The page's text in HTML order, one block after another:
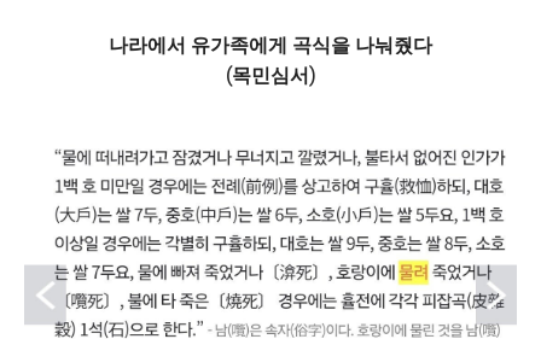
나라에서 유가족에게 곡식을 나눠줬다
(목민심서)